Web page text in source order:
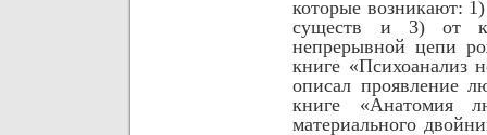
которые возникают:
существ и 3) от
непрерывной цепи
книге «Психоанализ
описал проявление
книге «Анатомия
материального